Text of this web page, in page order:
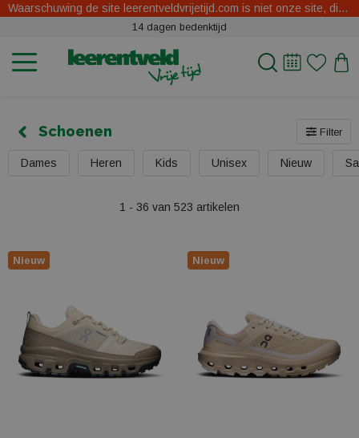
Waarschuwing de site leerentveldvrijetijd.com is niet onze site, dit zijn oplichters.
14 dagen bedenktijd
Schoenen Filter
Dames Heren Kids Unisex Nieuw
1 - 36 van 523 artikelen
Nieuw Nieuw